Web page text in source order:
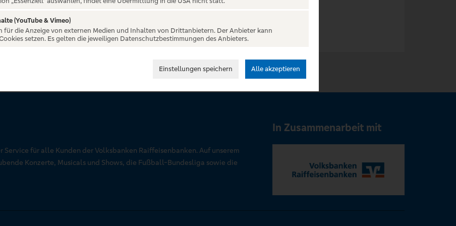
für alle Kunden der Volksbanken Raiffeisenbanken. Auf unserem
Konzerte, Musicals und Shows, die Fußball-Bundesliga sowie die
In Zusammenarbeit mit
(YouTube & Vimeo)
für die Anzeige von externen Medien und Inhalten von Drittanbietern. Der Anbieter kann
setzen. Es gelten die jeweiligen Datenschutzbestimmungen des Anbieters.
Einstellungen speichern Alle akzeptieren